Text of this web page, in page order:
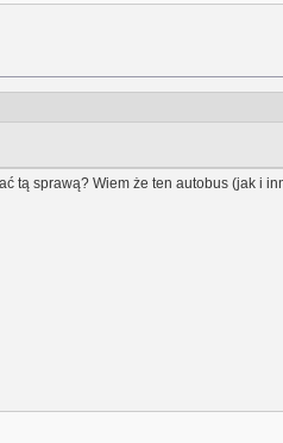
tą sprawą? Wiem że ten autobus (jak i